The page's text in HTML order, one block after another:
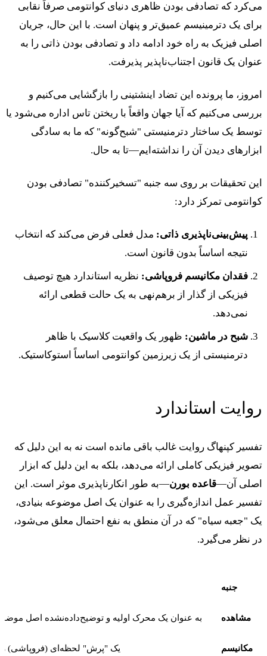
می‌کرد که تصادفی بودن ظاهری دنیای کوانتومی صرفاً نقابی
برای یک دترمینیسم عمیق‌تر و پنهان است. با این حال، جریان
اصلی فیزیک به راه خود ادامه داد و تصادفی بودن ذاتی را به
عنوان یک قانون اجتناب‌ناپذیر پذیرفت.
امروز، ما پرونده این تضاد اینشتینی را بازگشایی می‌کنیم و
بررسی می‌کنیم که آیا جهان واقعاً با ریختن تاس اداره می‌شود یا
توسط یک ساختار دترمنیستی "شبح‌گونه" که ما به سادگی
ابزارهای دیدن آن را نداشته‌ایم—تا به حال.
این تحقیقات بر روی سه جنبه "تسخیرکننده" تصادفی بودن
کوانتومی تمرکز دارد:
پیش‌بینی‌ناپذیری ذاتی: مدل فعلی فرض می‌کند که انتخاب
نتیجه اساساً بدون قانون است.
فقدان مکانیسم فروپاشی: نظریه استاندارد هیچ توصیف
فیزیکی از گذار از برهم‌نهی به یک حالت قطعی ارائه
نمی‌دهد.
شبح در ماشین: ظهور یک واقعیت کلاسیک با ظاهر
دترمنیستی از یک زیرزمین کوانتومی اساساً استوکاستیک.
روایت استاندارد
تفسیر کپنهاگ روایت غالب باقی مانده است نه به این دلیل که
تصویر فیزیکی کاملی ارائه می‌دهد، بلکه به این دلیل که ابزار
اصلی آن—قاعده بورن—به طور انکارناپذیری موثر است. این
تفسیر عمل اندازه‌گیری را به عنوان یک اصل موضوعه بنیادی،
یک "جعبه سیاه" که در آن منطق به نفع احتمال معلق می‌شود،
در نظر می‌گیرد.
جنبه
مشاهده به عنوان یک محرک اولیه و توضیح‌داده‌نشده اصل
مکانیسم یک "پرش" لحظه‌ای (فروپاشی)